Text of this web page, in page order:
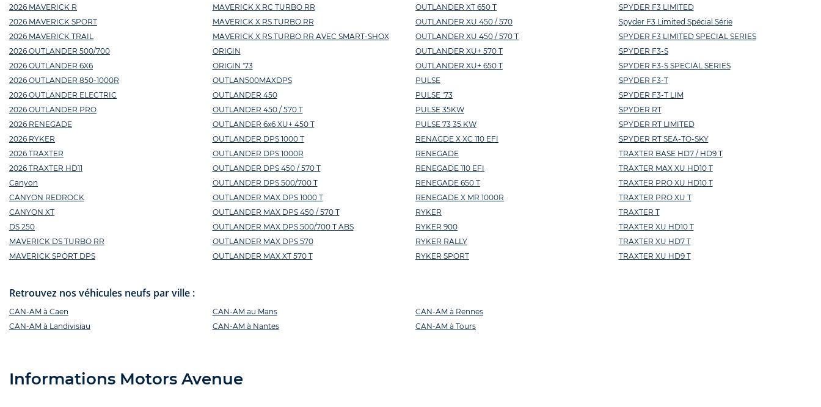
2026 MAVERICK R
2026 MAVERICK SPORT
2026 MAVERICK TRAIL
2026 OUTLANDER 500/700
2026 OUTLANDER 6X6
2026 OUTLANDER 850-1000R
2026 OUTLANDER ELECTRIC
2026 OUTLANDER PRO
2026 RENEGADE
2026 RYKER
2026 TRAXTER
2026 TRAXTER HD11
Canyon
CANYON REDROCK
CANYON XT
DS 250
MAVERICK DS TURBO RR
MAVERICK SPORT DPS
MAVERICK X RC TURBO RR
MAVERICK X RS TURBO RR
MAVERICK X RS TURBO RR AVEC SMART-SHOX
ORIGIN
ORIGIN '73
OUTLAN500MAXDPS
OUTLANDER 450
OUTLANDER 450 / 570 T
OUTLANDER 6x6 XU+ 450 T
OUTLANDER DPS 1000 T
OUTLANDER DPS 1000R
OUTLANDER DPS 450 / 570 T
OUTLANDER DPS 500/700 T
OUTLANDER MAX DPS 1000 T
OUTLANDER MAX DPS 450 / 570 T
OUTLANDER MAX DPS 500/700 T ABS
OUTLANDER MAX DPS 570
OUTLANDER MAX XT 570 T
OUTLANDER XT 650 T
OUTLANDER XU 450 / 570
OUTLANDER XU 450 / 570 T
OUTLANDER XU+ 570 T
OUTLANDER XU+ 650 T
PULSE
PULSE '73
PULSE 35KW
PULSE 73 35 KW
RENAGDE X XC 110 EFI
RENEGADE
RENEGADE 110 EFI
RENEGADE 650 T
RENEGADE X MR 1000R
RYKER
RYKER 900
RYKER RALLY
RYKER SPORT
SPYDER F3 LIMITED
Spyder F3 Limited Spécial Série
SPYDER F3 LIMITED SPECIAL SERIES
SPYDER F3-S
SPYDER F3-S SPECIAL SERIES
SPYDER F3-T
SPYDER F3-T LIM
SPYDER RT
SPYDER RT LIMITED
SPYDER RT SEA-TO-SKY
TRAXTER BASE HD7 / HD9 T
TRAXTER MAX XU HD10 T
TRAXTER PRO XU HD10 T
TRAXTER PRO XU T
TRAXTER T
TRAXTER XU HD10 T
TRAXTER XU HD7 T
TRAXTER XU HD9 T
Retrouvez nos véhicules neufs par ville :
CAN-AM à Caen
CAN-AM à Landivisiau
CAN-AM au Mans
CAN-AM à Nantes
CAN-AM à Rennes
CAN-AM à Tours
Informations Motors Avenue